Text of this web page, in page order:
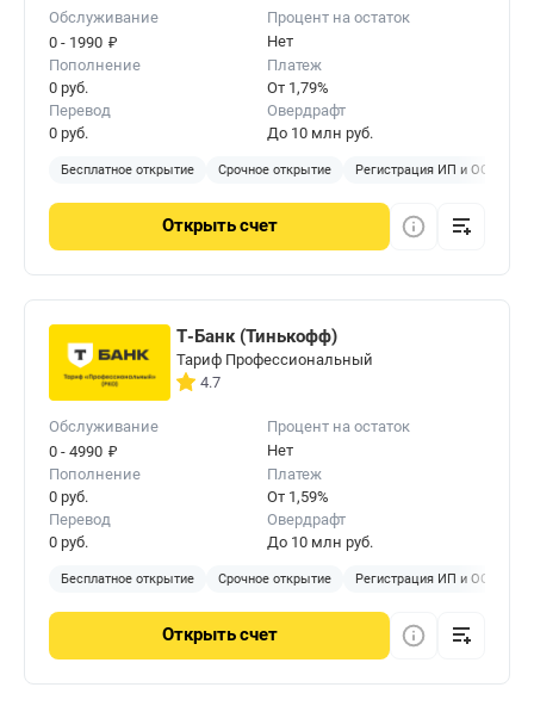
Обслуживание
0 - 1990 ₽
Процент на остаток
Нет
Пополнение
0 руб.
Платеж
От 1,79%
Перевод
0 руб.
Овердрафт
До 10 млн руб.
Бесплатное открытие Срочное открытие Регистрация ИП и ООО
Открытьсчет
Т-Банк (Тинькофф)
Тариф Профессиональный
4.7
Обслуживание
0 - 4990 ₽
Процент на остаток
Нет
Пополнение
0 руб.
Платеж
От 1,59%
Перевод
0 руб.
Овердрафт
До 10 млн руб.
Бесплатное открытие Срочное открытие Регистрация ИП и ООО
Открытьсчет